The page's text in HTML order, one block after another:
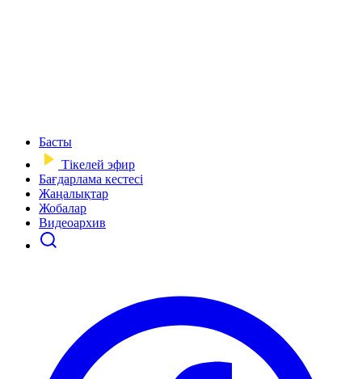
Басты
Тікелей эфир
Бағдарлама кестесі
Жаңалықтар
Жобалар
Видеоархив